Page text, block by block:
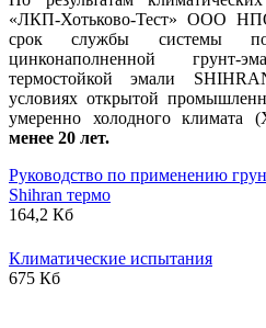
«ЛКП-Хотьково-Тест» ООО
срок службы системы
цинконаполненной
термостойкой эмали
условиях открытой
умеренно холодного климата
менее 20 лет.
Руководство по применению
Shihran термо
164,2 Кб
Климатические испытания
675 Кб